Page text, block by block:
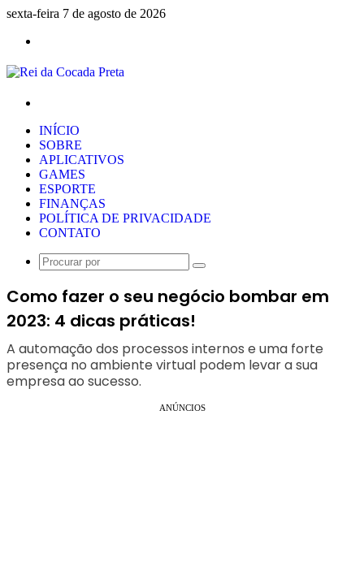
sexta-feira 7 de agosto de 2026
INÍCIO
SOBRE
APLICATIVOS
GAMES
ESPORTE
FINANÇAS
POLÍTICA DE PRIVACIDADE
CONTATO
Procurar
Como fazer o seu negócio bombar em
2023: 4 dicas práticas!
A automação dos processos internos e uma forte
presença no ambiente virtual podem levar a sua
empresa ao sucesso.
ANÚNCIOS